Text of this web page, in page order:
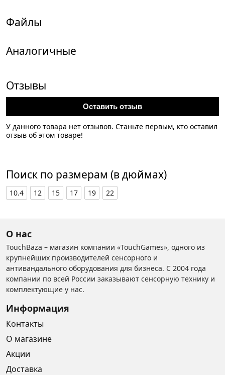
Файлы
Аналогичные
Отзывы
Оставить отзыв
У данного товара нет отзывов. Станьте первым, кто оставил
отзыв об этом товаре!
Поиск по размерам (в дюймах)
10.4 12 15 17 19 22
О нас
TouchBaza – магазин компании «TouchGames», одного из
крупнейших производителей сенсорного и
антивандального оборудования для бизнеса. С 2004 года
компании по всей России заказывают сенсорную технику и
комплектующие у нас.
Информация
Контакты
О магазине
Акции
Доставка